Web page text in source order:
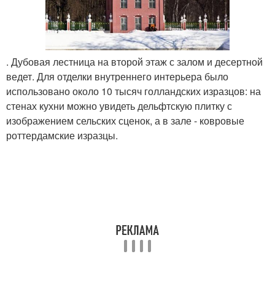
. Дубовая лестница на второй этаж с залом и десертной
ведет. Для отделки внутреннего интерьера было
использовано около 10 тысяч голландских изразцов: на
стенах кухни можно увидеть дельфтскую плитку с
изображением сельских сценок, а в зале - ковровые
роттердамские изразцы.